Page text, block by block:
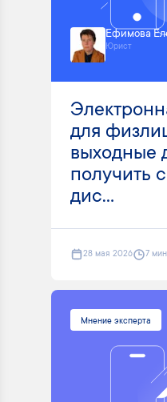
Ефимова
Юрист
для
выходные
получить
дис...
28 мая 2026 7
Мнение эксперта